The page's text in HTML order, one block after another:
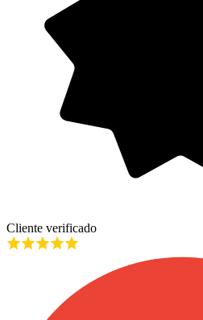
Cliente verificado